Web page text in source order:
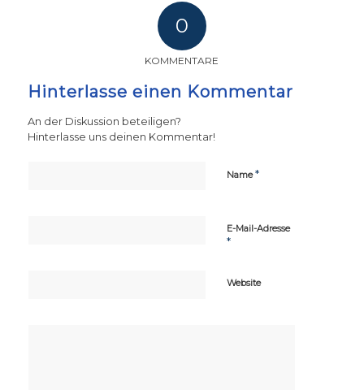
0
KOMMENTARE
Hinterlasse einen Kommentar
An der Diskussion beteiligen?
Hinterlasse uns deinen Kommentar!
Name*
E-Mail-Adresse
*
Website